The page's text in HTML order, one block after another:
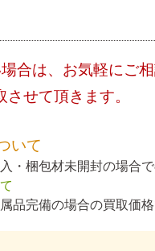
合は、お気軽にご相
せて頂きます。
いて
・梱包材未開封の場合で
品完備の場合の買取価格